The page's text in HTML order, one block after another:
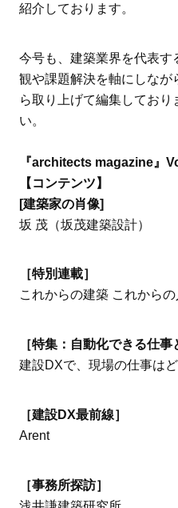
紹介しております。
今号も、建築業界を代表す
観や課題解決を軸にしな
ら取り上げて編集しており
い。
『architects magazine』
【コンテンツ】
[建築家の肖像]
坂 茂（坂茂建築設計）
［特別連載］
これからの建築 これから
［特集：自動化できる仕事
建設DXで、現場の仕事は
［建設DX最前線］
Arent
［事務所探訪］